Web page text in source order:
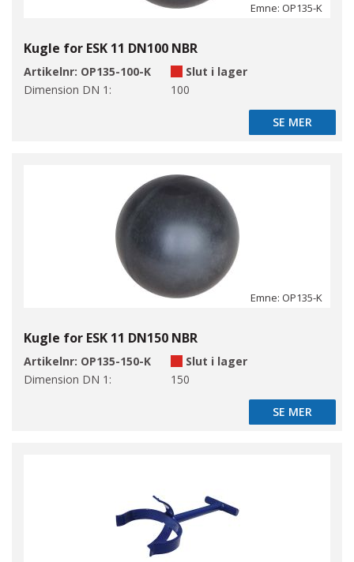
Emne: OP135-K
Kugle for ESK 11 DN100 NBR
Artikelnr: OP135-100-K
Slut i lager
Dimension DN 1:
100
SE MER
SE MER
Emne: OP135-K
Kugle for ESK 11 DN150 NBR
Artikelnr: OP135-150-K
Slut i lager
Dimension DN 1:
150
SE MER
SE MER